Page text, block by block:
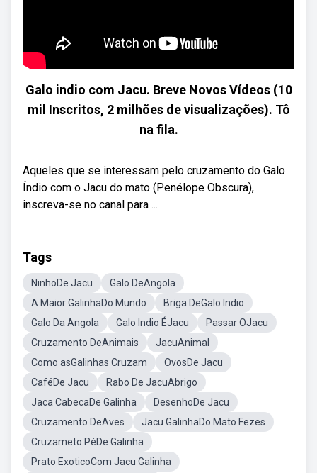
Galo indio com Jacu. Breve Novos Vídeos (10
mil Inscritos, 2 milhões de visualizações). Tô
na fila.
Aqueles que se interessam pelo cruzamento do Galo
Índio com o Jacu do mato (Penélope Obscura),
inscreva-se no canal para ...
Tags
NinhoDe Jacu
Galo DeAngola
A Maior GalinhaDo Mundo
Briga DeGalo Indio
Galo Da Angola
Galo Indio ÉJacu
Passar OJacu
Cruzamento DeAnimais
JacuAnimal
Como asGalinhas Cruzam
OvosDe Jacu
CaféDe Jacu
Rabo De JacuAbrigo
Jaca CabecaDe Galinha
DesenhoDe Jacu
Cruzamento DeAves
Jacu GalinhaDo Mato Fezes
Cruzameto PéDe Galinha
Prato ExoticoCom Jacu Galinha